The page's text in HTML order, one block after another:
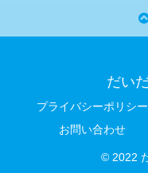
だい
プライバシーポリシー
お問い合わせ
© 2022